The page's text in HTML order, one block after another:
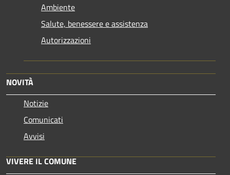
Ambiente
Salute, benessere e assistenza
Autorizzazioni
NOVITÀ
Notizie
Comunicati
Avvisi
VIVERE IL COMUNE